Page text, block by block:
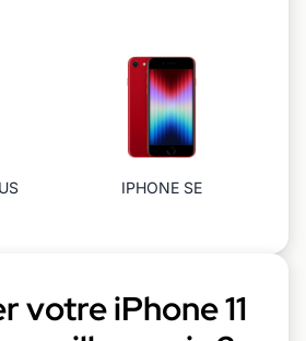
IPHONE SE
votre iPhone 11